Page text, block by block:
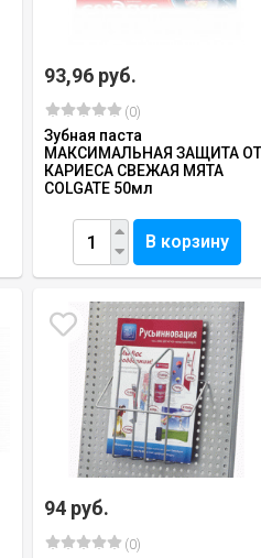
93,96 руб.
(0)
Зубная паста
МАКСИМАЛЬНАЯ ЗАЩИТА
КАРИЕСА СВЕЖАЯ МЯТА
COLGATE 50мл
В корзину
94 руб.
(0)